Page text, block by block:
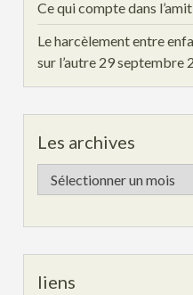
Ce qui compte dans
Le harcèlement entre
sur l’autre 29 septembre
Les archives
Les
archives
liens